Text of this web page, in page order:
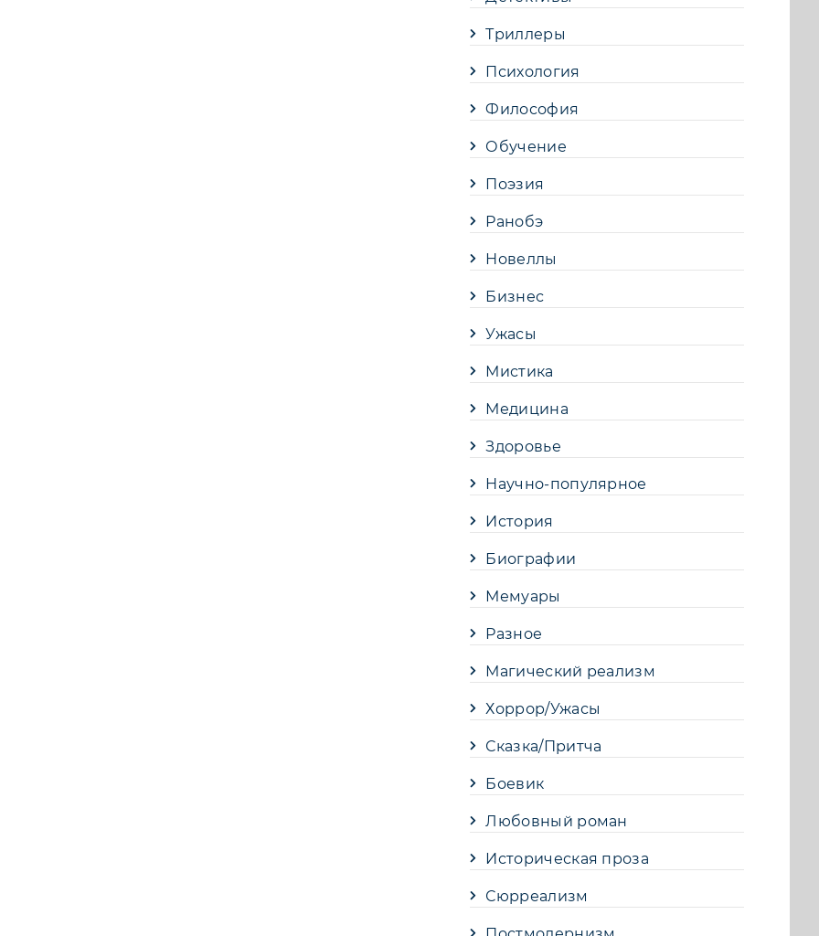
Триллеры
Психология
Философия
Обучение
Поэзия
Ранобэ
Новеллы
Бизнес
Ужасы
Мистика
Медицина
Здоровье
Научно-популярное
История
Биографии
Мемуары
Разное
Магический реализм
Хоррор/Ужасы
Сказка/Притча
Боевик
Любовный роман
Историческая проза
Сюрреализм